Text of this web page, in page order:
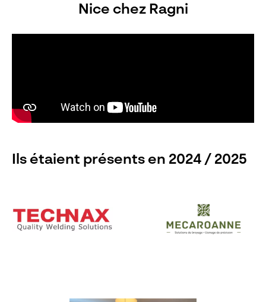
Nice chez Ragni
Ils étaient présents en 2024 / 2025